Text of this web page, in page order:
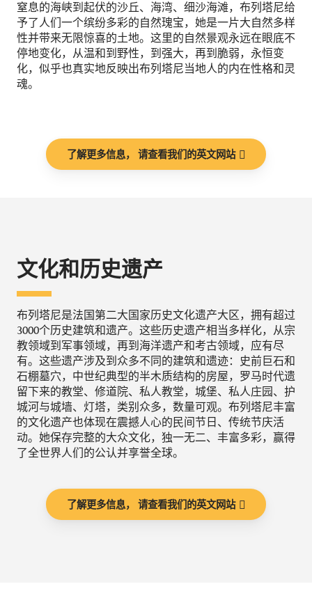
窒息的海峡到起伏的沙丘、海湾、细沙海滩，布列塔尼给
予了人们一个缤纷多彩的自然瑰宝，她是一片大自然多样
性并带来无限惊喜的土地。这里的自然景观永远在眼底不
停地变化，从温和到野性，到强大，再到脆弱，永恒变
化，似乎也真实地反映出布列塔尼当地人的内在性格和灵
魂。
了解更多信息， 请查看我们的英文网站
文化和历史遗产
布列塔尼是法国第二大国家历史文化遗产大区，拥有超过
3000个历史建筑和遗产。这些历史遗产相当多样化，从宗
教领域到军事领域，再到海洋遗产和考古领域，应有尽
有。这些遗产涉及到众多不同的建筑和遗迹：史前巨石和
石棚墓穴，中世纪典型的半木质结构的房屋，罗马时代遗
留下来的教堂、修道院、私人教堂，城堡、私人庄园、护
城河与城墙、灯塔，类别众多，数量可观。布列塔尼丰富
的文化遗产也体现在震撼人心的民间节日、传统节庆活
动。她保存完整的大众文化，独一无二、丰富多彩，赢得
了全世界人们的公认并享誉全球。
了解更多信息， 请查看我们的英文网站